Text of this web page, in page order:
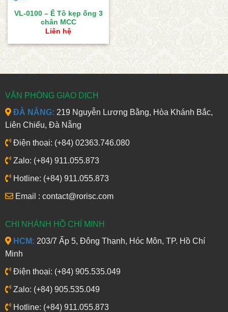
VL-0100 – Ê Tô kẹp ống 3
chân MCC
Liên hệ
VĂN PHÒNG GIAO DỊCH
ĐÀ NẴNG: 219 Nguyễn Lương Bằng, Hòa Khánh Bắc,
Liên Chiểu, Đà Nẵng
Điện thoại: (+84) 02363.746.080
Zalo: (+84) 911.055.873
Hotline: (+84) 911.055.873
Email : contact@rorisc.com
CHI NHÁNH HỒ CHÍ MINH
HCM: 203/7 Ấp 5, Đông Thạnh, Hóc Môn, TP. Hồ Chí
Minh
Điện thoại: (+84) 905.535.049
Zalo: (+84) 905.535.049
Hotline: (+84) 911.055.873